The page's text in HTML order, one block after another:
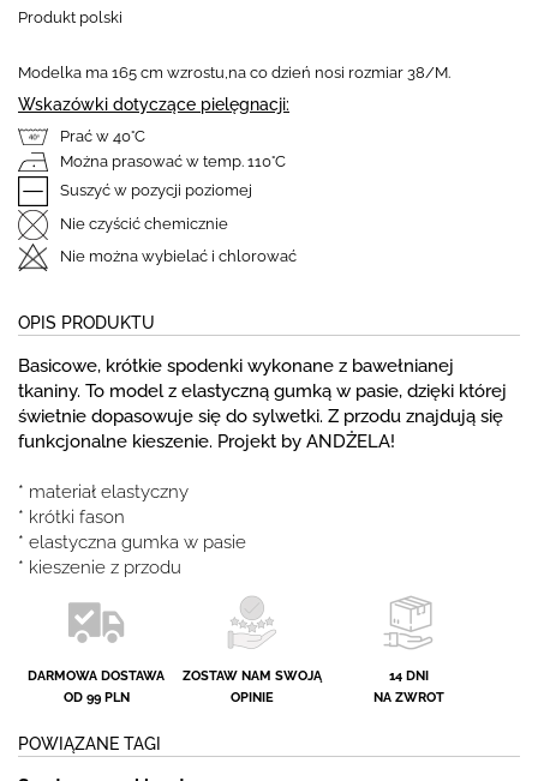
Produkt polski
Modelka ma 165 cm wzrostu,na co dzień nosi rozmiar 38/M.
Wskazówki dotyczące pielęgnacji:
Prać w 40°C
Można prasować w temp. 110°C
Suszyć w pozycji poziomej
Nie czyścić chemicznie
Nie można wybielać i chlorować
OPIS PRODUKTU
Basicowe, krótkie spodenki wykonane z bawełnianej
tkaniny. To model z elastyczną gumką w pasie, dzięki której
świetnie dopasowuje się do sylwetki. Z przodu znajdują się
funkcjonalne kieszenie. Projekt by ANDŻELA!
* materiał elastyczny
* krótki fason
* elastyczna gumka w pasie
* kieszenie z przodu
DARMOWA DOSTAWA
OD 99 PLN
ZOSTAW NAM SWOJĄ
OPINIE
14 DNI
NA ZWROT
POWIĄZANE TAGI